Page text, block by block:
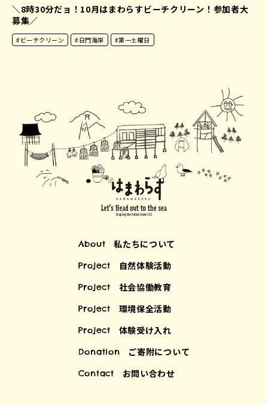
＼8時30分だョ！10月はまわらすビーチクリーン！参加者大
募集／
#ビーチクリーン #日門海岸 #第一土曜日
About 私たちについて
Project 自然体験活動
Project 社会協働教育
Project 環境保全活動
Project 体験受け入れ
Donation ご寄附について
Contact お問い合わせ